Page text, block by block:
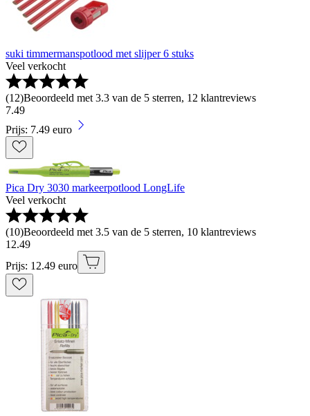
suki timmermanspotlood met slijper 6 stuks
Veel verkocht
(12)Beoordeeld met 3.3 van de 5 sterren, 12 klantreviews
7.49
Prijs: 7.49 euro
Pica Dry 3030 markeerpotlood LongLife
Veel verkocht
(10)Beoordeeld met 3.5 van de 5 sterren, 10 klantreviews
12.49
Prijs: 12.49 euro